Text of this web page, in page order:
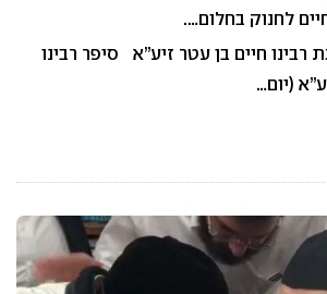
לחנוק בחלום….
חיים בן עטר זיע”א סיפר רבינו
(יום…